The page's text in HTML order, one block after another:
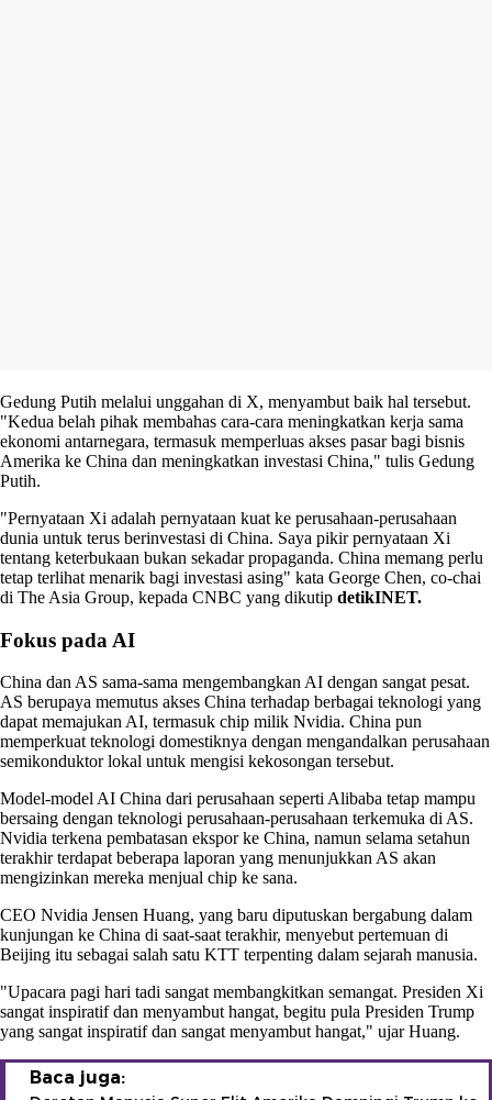
Gedung Putih melalui unggahan di X, menyambut baik hal tersebut.
"Kedua belah pihak membahas cara-cara meningkatkan kerja sama
ekonomi antarnegara, termasuk memperluas akses pasar bagi bisnis
Amerika ke China dan meningkatkan investasi China," tulis Gedung
Putih.
"Pernyataan Xi adalah pernyataan kuat ke perusahaan-perusahaan
dunia untuk terus berinvestasi di China. Saya pikir pernyataan Xi
tentang keterbukaan bukan sekadar propaganda. China memang perlu
tetap terlihat menarik bagi investasi asing" kata George Chen, co-chai
di The Asia Group, kepada CNBC yang dikutip detikINET.
Fokus pada AI
China dan AS sama-sama mengembangkan AI dengan sangat pesat.
AS berupaya memutus akses China terhadap berbagai teknologi yang
dapat memajukan AI, termasuk chip milik Nvidia. China pun
memperkuat teknologi domestiknya dengan mengandalkan perusahaan
semikonduktor lokal untuk mengisi kekosongan tersebut.
Model-model AI China dari perusahaan seperti Alibaba tetap mampu
bersaing dengan teknologi perusahaan-perusahaan terkemuka di AS.
Nvidia terkena pembatasan ekspor ke China, namun selama setahun
terakhir terdapat beberapa laporan yang menunjukkan AS akan
mengizinkan mereka menjual chip ke sana.
CEO Nvidia Jensen Huang, yang baru diputuskan bergabung dalam
kunjungan ke China di saat-saat terakhir, menyebut pertemuan di
Beijing itu sebagai salah satu KTT terpenting dalam sejarah manusia.
"Upacara pagi hari tadi sangat membangkitkan semangat. Presiden Xi
sangat inspiratif dan menyambut hangat, begitu pula Presiden Trump
yang sangat inspiratif dan sangat menyambut hangat," ujar Huang.
Baca juga: